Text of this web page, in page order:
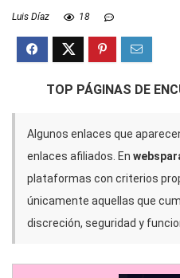
Luis Díaz 18
TOP PÁGINAS DE
Algunos enlaces que
enlaces afiliados. En
plataformas con criterios
únicamente aquellas que
discreción, seguridad y